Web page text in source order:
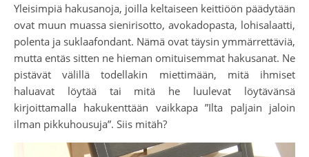
Yleisimpiä hakusanoja, joilla keltaiseen keittiöön päädytään
ovat muun muassa sienirisotto, avokadopasta, lohisalaatti,
polenta ja suklaafondant. Nämä ovat täysin ymmärrettäviä,
mutta entäs sitten ne hieman omituisemmat hakusanat. Ne
pistävät välillä todellakin miettimään, mitä ihmiset
haluavat löytää tai mitä he luulevat löytävänsä
kirjoittamalla hakukenttään vaikkapa ”Ilta paljain jaloin
ilman pikkuhousuja”. Siis mitäh?